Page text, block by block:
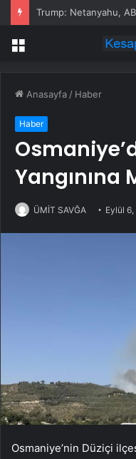
Menü
Anasayfa / Haber
Haber
Yangınına
ÜMİT SAVĞA Eylül
Osmaniye’nin Düziçi